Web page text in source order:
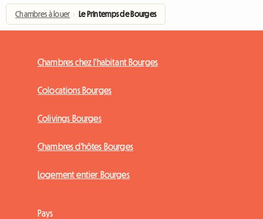
Chambres à louer › Le Printemps de Bourges
Chambres chez l'habitant Bourges
Colocations Bourges
Colivings Bourges
Chambres d'hôtes Bourges
Logement entier Bourges
Pays